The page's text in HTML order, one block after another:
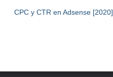
CPC y CTR en Adsense [2020]